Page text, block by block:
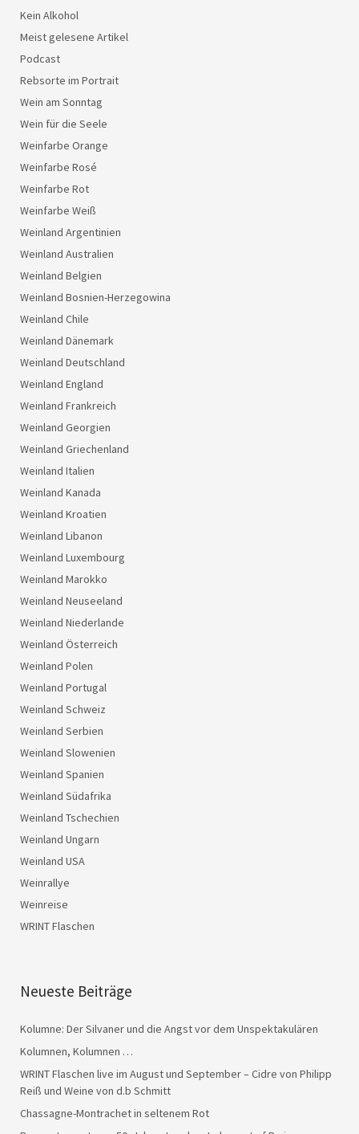
Kein Alkohol
Meist gelesene Artikel
Podcast
Rebsorte im Portrait
Wein am Sonntag
Wein für die Seele
Weinfarbe Orange
Weinfarbe Rosé
Weinfarbe Rot
Weinfarbe Weiß
Weinland Argentinien
Weinland Australien
Weinland Belgien
Weinland Bosnien-Herzegowina
Weinland Chile
Weinland Dänemark
Weinland Deutschland
Weinland England
Weinland Frankreich
Weinland Georgien
Weinland Griechenland
Weinland Italien
Weinland Kanada
Weinland Kroatien
Weinland Libanon
Weinland Luxembourg
Weinland Marokko
Weinland Neuseeland
Weinland Niederlande
Weinland Österreich
Weinland Polen
Weinland Portugal
Weinland Schweiz
Weinland Serbien
Weinland Slowenien
Weinland Spanien
Weinland Südafrika
Weinland Tschechien
Weinland Ungarn
Weinland USA
Weinrallye
Weinreise
WRINT Flaschen
Neueste Beiträge
Kolumne: Der Silvaner und die Angst vor dem Unspektakulären
Kolumnen, Kolumnen …
WRINT Flaschen live im August und September – Cidre von Philipp
Reiß und Weine von d.b Schmitt
Chassagne-Montrachet in seltenem Rot